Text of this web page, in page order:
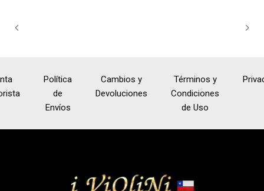
Política
de
Envíos
Cambios y
Devoluciones
Términos y
Condiciones
de Uso